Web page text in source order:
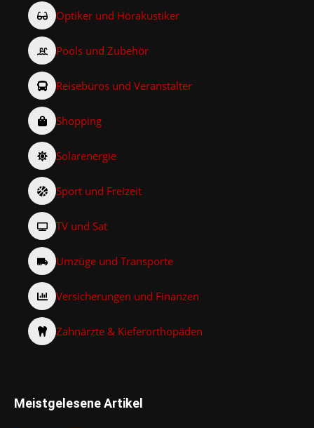
Optiker und Hörakustiker
Pools und Zubehör
Reisebüros und Veranstalter
Shopping
Solarenergie
Sport und Freizeit
TV und Sat
Umzüge und Transporte
Versicherungen und Finanzen
Zahnärzte & Kieferorthopäden
Meistgelesene Artikel